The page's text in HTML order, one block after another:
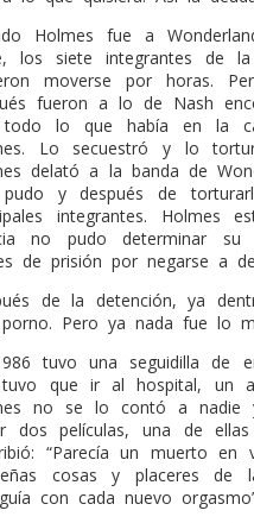
Holmes fue a
los siete integrantes de
moverse por horas.
fueron a lo de Nash
lo que había en la
Lo secuestró y lo
delató a la banda de
y después de
integrantes. Holmes
no pudo determinar su
de prisión por negarse a
de la detención, ya
Pero ya nada fue lo
tuvo una seguidilla de
que ir al hospital, un
no se lo contó a nadie
dos películas, una de
“Parecía un muerto
cosas y placeres
con cada nuevo